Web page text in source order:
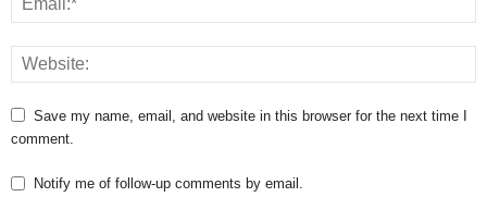
Save my name, email, and website in this browser for the next time I
comment.
Notify me of follow-up comments by email.